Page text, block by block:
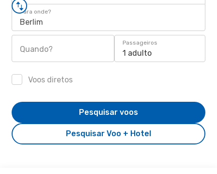
Para onde?
Berlim
Quando?
Passageiros
1 adulto
Voos diretos
Pesquisar Voo + Hotel
Pesquisar voos